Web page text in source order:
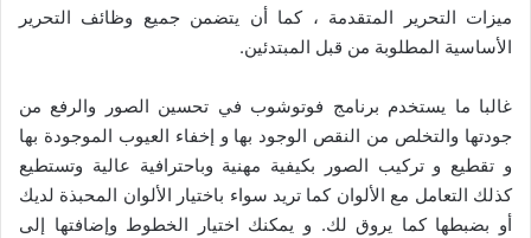
ميزات التحرير المتقدمة ، كما أن يتضمن جميع وظائف التحرير
الأساسية المطلوبة من قبل المبتدئين.
غالبا ما يستخدم برنامج فوتوشوب في تحسين الصور والرفع من
جودتها والتخلص من النقص الوجود بها و إخفاء العيوب الموجودة بها
و تقطيع و تركيب الصور بكيفية مهنية وباحترافية عالية وتستطيع
كذلك التعامل مع الألوان كما تريد سواء باختيار الألوان المحبذة لديك
أو بضبطها كما يروق لك. و يمكنك اختيار الخطوط وإضافتها إلى